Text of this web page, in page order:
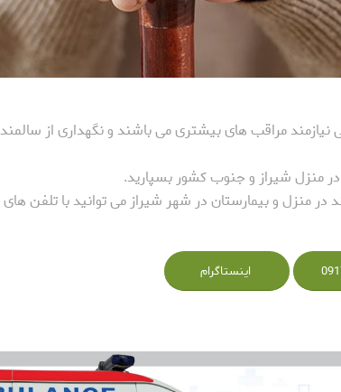
مراقب های بیشتری می باشند و نگهداری از
در منزل شیراز و جنوب کشور بسپارید.
اینستاگرام